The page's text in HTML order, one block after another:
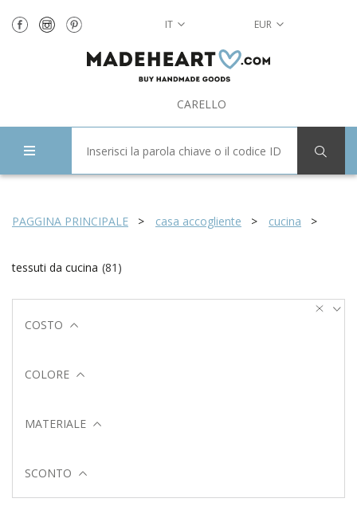
IT EUR
CARELLO
PAGGINA PRINCIPALE casa accogliente cucina
tessuti da cucina (81 )
COSTO
COLORE
MATERIALE
SCONTO